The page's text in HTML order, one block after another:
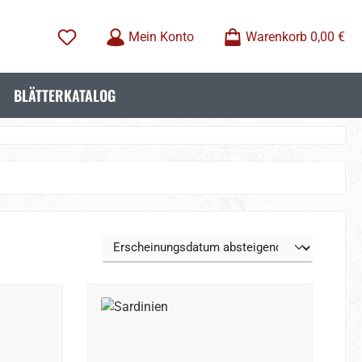
Mein Konto
Warenkorb 0,00 €
BLÄTTERKATALOG